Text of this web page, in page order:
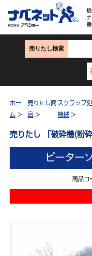
売りたし検索
ホー
ム >
売りたし商
品 >
スクラップ
機械 >
売りたし 「破砕機(粉砕
ピーター
商品